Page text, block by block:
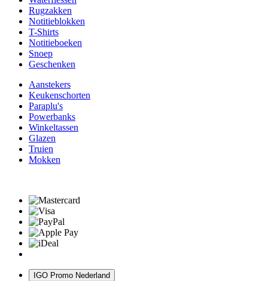
Rugzakken
Notitieblokken
T-Shirts
Notitieboeken
Snoep
Geschenken
Aanstekers
Keukenschorten
Paraplu's
Powerbanks
Winkeltassen
Glazen
Truien
Mokken
IGO Promo Nederland